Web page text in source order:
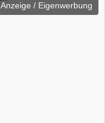
Anzeige / Eigenwerbung